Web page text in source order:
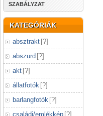
SZABÁLYZAT
KATEGÓRIÁK
absztrakt [?]
abszurd [?]
akt [?]
állatfotók [?]
barlangfotók [?]
családi/emlékkép [?]